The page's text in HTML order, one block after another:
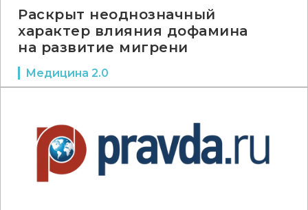
Раскрыт неоднозначный
характер влияния дофамина
на развитие мигрени
Медицина 2.0